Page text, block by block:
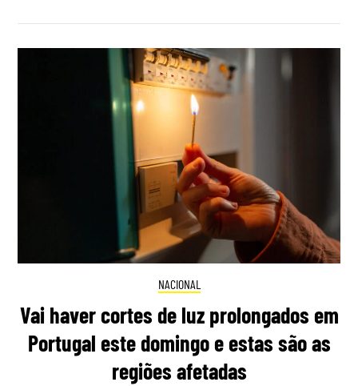
NACIONAL
Vai haver cortes de luz prolongados em
Portugal este domingo e estas são as
regiões afetadas